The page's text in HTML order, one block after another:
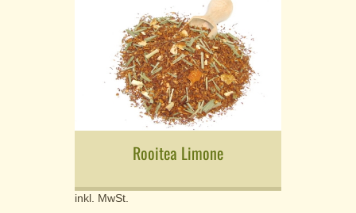
Rooitea Limone
inkl. MwSt.